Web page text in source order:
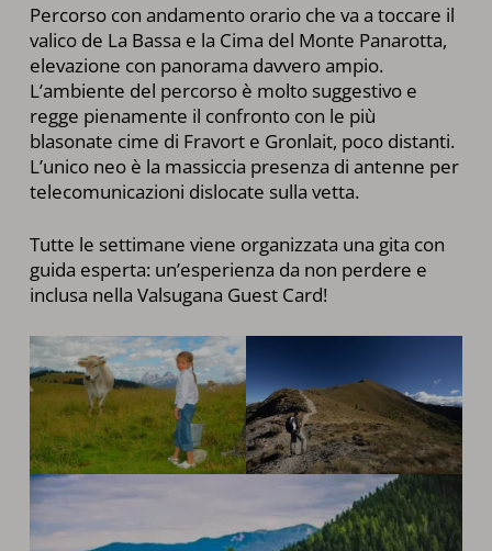
Percorso con andamento orario che va a toccare il
valico de La Bassa e la Cima del Monte Panarotta,
elevazione con panorama davvero ampio.
L’ambiente del percorso è molto suggestivo e
regge pienamente il confronto con le più
blasonate cime di Fravort e Gronlait, poco distanti.
L’unico neo è la massiccia presenza di antenne per
telecomunicazioni dislocate sulla vetta.
Tutte le settimane viene organizzata una gita con
guida esperta: un’esperienza da non perdere e
inclusa nella Valsugana Guest Card!